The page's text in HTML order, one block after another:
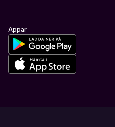
Appar